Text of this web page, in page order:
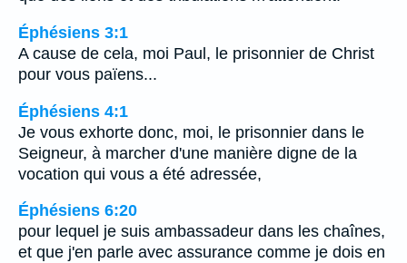
Éphésiens 3:1
A cause de cela, moi Paul, le prisonnier de Christ
pour vous païens...
Éphésiens 4:1
Je vous exhorte donc, moi, le prisonnier dans le
Seigneur, à marcher d'une manière digne de la
vocation qui vous a été adressée,
Éphésiens 6:20
pour lequel je suis ambassadeur dans les chaînes,
et que j'en parle avec assurance comme je dois en